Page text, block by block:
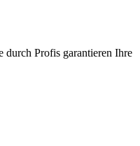
durch Profis garantieren Ihre